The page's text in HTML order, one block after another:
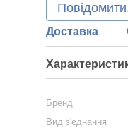
Доставка
Бренд
Вид з'єднання